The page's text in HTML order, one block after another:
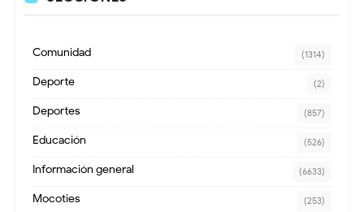
Comunidad (1314)
Deporte (2)
Deportes (857)
Educación (526)
Información general (6633)
Mocoties (253)